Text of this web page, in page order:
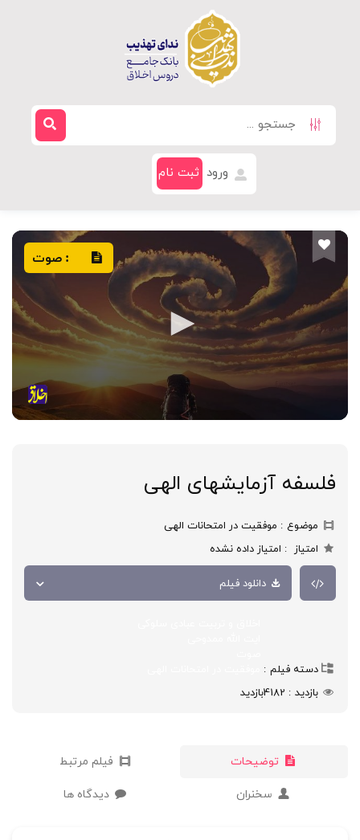
ورود ثبت نام
: صوت
فلسفه آزمایشهای الهی
موضوع
موفقیت در امتحانات الهی
امتیاز
امتیاز داده نشده
دانلود فیلم
دسته فیلم
بازدید
4182بازدید
توضیحات فیلم مرتبط
سخنران دیدگاه ها